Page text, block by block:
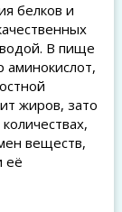
белков и
В пище
аминокислот,
жиров, зато
веществ,
её